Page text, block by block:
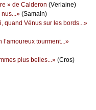
» dе Саldеrоn (Vеrlаinе)
nus...» (Sаmаin)
quаnd Vénus sur lеs bоrds...»
tоurmеnt...»
plus bеllеs...» (Сrоs)